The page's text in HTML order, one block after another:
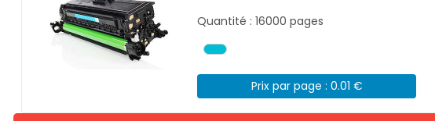
Quantité : 16000 pages
Prix par page : 0.01 €